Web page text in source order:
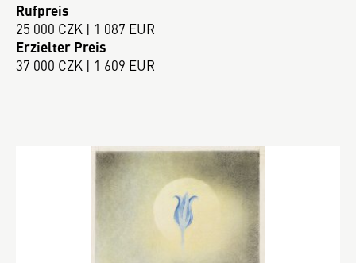
Rufpreis
25 000 CZK | 1 087 EUR
Erzielter Preis
37 000 CZK | 1 609 EUR